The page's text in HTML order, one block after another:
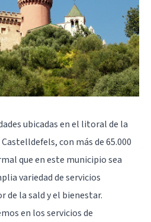
ubicadas en el litoral de la
con más de 65.000
que en este municipio sea
variedad de servicios
de la sald y el bienestar.
en los servicios de